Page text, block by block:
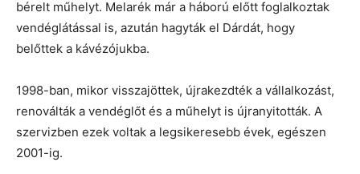
bérelt műhelyt. Melarék már a háború előtt foglalkoztak
vendéglátással is, azután hagyták el Dárdát, hogy
belőttek a kávézójukba.
1998-ban, mikor visszajöttek, újrakezdték a vállalkozást,
renoválták a vendéglőt és a műhelyt is újranyitották. A
szervizben ezek voltak a legsikeresebb évek, egészen
2001-ig.